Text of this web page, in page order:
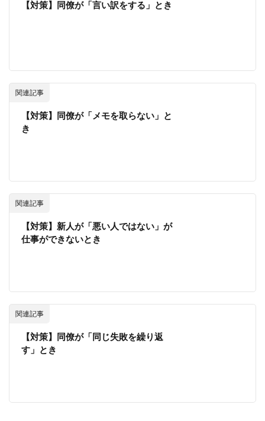
【対策】同僚が「言い訳をする」とき
関連記事
【対策】同僚が「メモを取らない」と
き
関連記事
【対策】新人が「悪い人ではない」が
仕事ができないとき
関連記事
【対策】同僚が「同じ失敗を繰り返
す」とき